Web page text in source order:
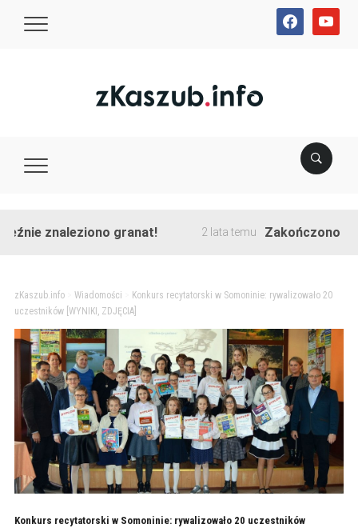
facebookyoutube
znaleziono granat! 2 lata temu Zakończono
zKaszub.info> Wiadomości
Konkurs recytatorski w Somoninie: rywalizowało 20
uczestników [WYNIKI, ZDJĘCIA]
Konkurs recytatorski w Somoninie: rywalizowało 20 uczestników